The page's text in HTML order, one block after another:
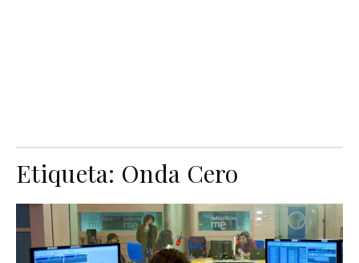
Etiqueta: Onda Cero